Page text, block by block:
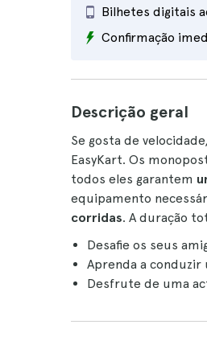
Bilhetes digitais
Confirmação
Descrição geral
Se gosta de
EasyKart. Os
todos eles garantem
equipamento
corridas. A duração
Desafie os seus
Aprenda a conduzir
Desfrute de uma